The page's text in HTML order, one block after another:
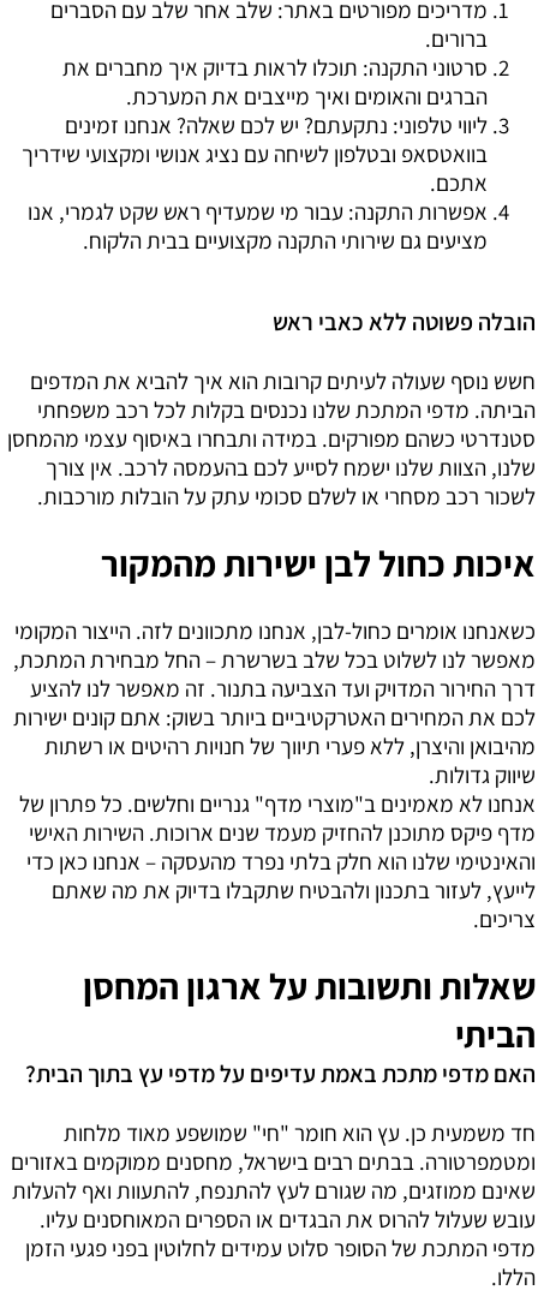
מדריכים מפורטים באתר: שלב אחר שלב עם הסברים
ברורים.
סרטוני התקנה: תוכלו לראות בדיוק איך מחברים את
הברגים והאומים ואיך מייצבים את המערכת.
ליווי טלפוני: נתקעתם? יש לכם שאלה? אנחנו זמינים
בוואטסאפ ובטלפון לשיחה עם נציג אנושי ומקצועי שידריך
אתכם.
אפשרות התקנה: עבור מי שמעדיף ראש שקט לגמרי, אנו
מציעים גם שירותי התקנה מקצועיים בבית הלקוח.
הובלה פשוטה ללא כאבי ראש
חשש נוסף שעולה לעיתים קרובות הוא איך להביא את המדפים
הביתה. מדפי המתכת שלנו נכנסים בקלות לכל רכב משפחתי
סטנדרטי כשהם מפורקים. במידה ותבחרו באיסוף עצמי מהמחסן
שלנו, הצוות שלנו ישמח לסייע לכם בהעמסה לרכב. אין צורך
לשכור רכב מסחרי או לשלם סכומי עתק על הובלות מורכבות.
איכות כחול לבן ישירות מהמקור
כשאנחנו אומרים כחול-לבן, אנחנו מתכוונים לזה. הייצור המקומי
מאפשר לנו לשלוט בכל שלב בשרשרת – החל מבחירת המתכת,
דרך החירור המדויק ועד הצביעה בתנור. זה מאפשר לנו להציע
לכם את המחירים האטרקטיביים ביותר בשוק: אתם קונים ישירות
מהיבואן והיצרן, ללא פערי תיווך של חנויות רהיטים או רשתות
שיווק גדולות.
אנחנו לא מאמינים ב"מוצרי מדף" גנריים וחלשים. כל פתרון של
מדף פיקס מתוכנן להחזיק מעמד שנים ארוכות. השירות האישי
והאינטימי שלנו הוא חלק בלתי נפרד מהעסקה – אנחנו כאן כדי
לייעץ, לעזור בתכנון ולהבטיח שתקבלו בדיוק את מה שאתם
צריכים.
שאלות ותשובות על ארגון המחסן
הביתי
האם מדפי מתכת באמת עדיפים על מדפי עץ בתוך הבית?
חד משמעית כן. עץ הוא חומר "חי" שמושפע מאוד מלחות
ומטמפרטורה. בבתים רבים בישראל, מחסנים ממוקמים באזורים
שאינם ממוזגים, מה שגורם לעץ להתנפח, להתעוות ואף להעלות
עובש שעלול להרוס את הבגדים או הספרים המאוחסנים עליו.
מדפי המתכת של הסופר סלוט עמידים לחלוטין בפני פגעי הזמן
הללו.